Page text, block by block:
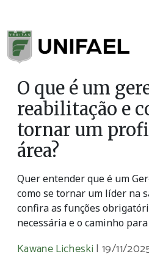
O que é um
reabilitação e
tornar um
área?
Quer entender que é um
como se tornar um líder na
confira as funções
necessária e o caminho para
Kawane Licheski |19/11/